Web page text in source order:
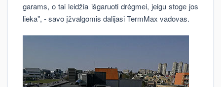
garams, o tai leidžia išgaruoti drėgmei, jeigu stoge jos
lieka", - savo įžvalgomis dalijasi TermMax vadovas.